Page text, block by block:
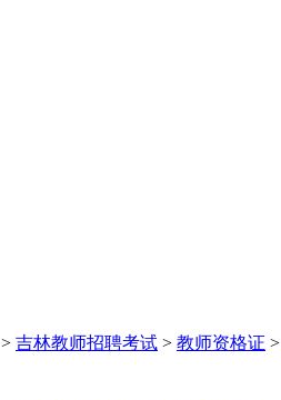
> 吉林教师招聘考试 > 教师资格证 >